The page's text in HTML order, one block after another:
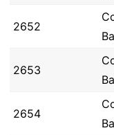
2652
2653
2654